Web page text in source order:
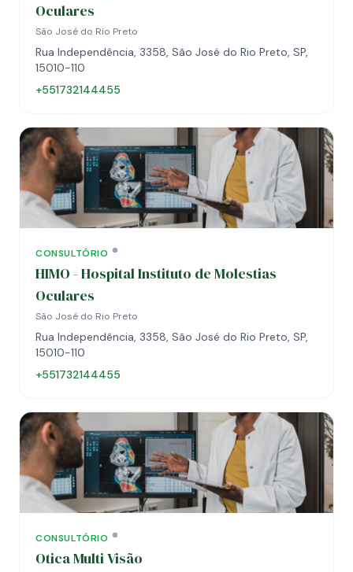
Oculares
São José do Rio Preto
Rua Independência, 3358, São José do Rio Preto, SP,
15010-110
+551732144455
CONSULTÓRIO
HIMO - Hospital Instituto de Molestias
Oculares
São José do Rio Preto
Rua Independência, 3358, São José do Rio Preto, SP,
15010-110
+551732144455
CONSULTÓRIO
Otica Multi Visão